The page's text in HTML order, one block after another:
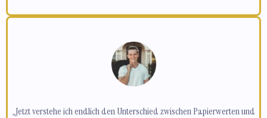
„Jetzt verstehe ich endlich den Unterschied zwischen Papierwerten und